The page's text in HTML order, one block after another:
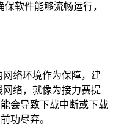
保软件能够流畅运行，
络环境作为保障，建
络，就像为接力赛提
会导致下载中断或下载
功尽弃。